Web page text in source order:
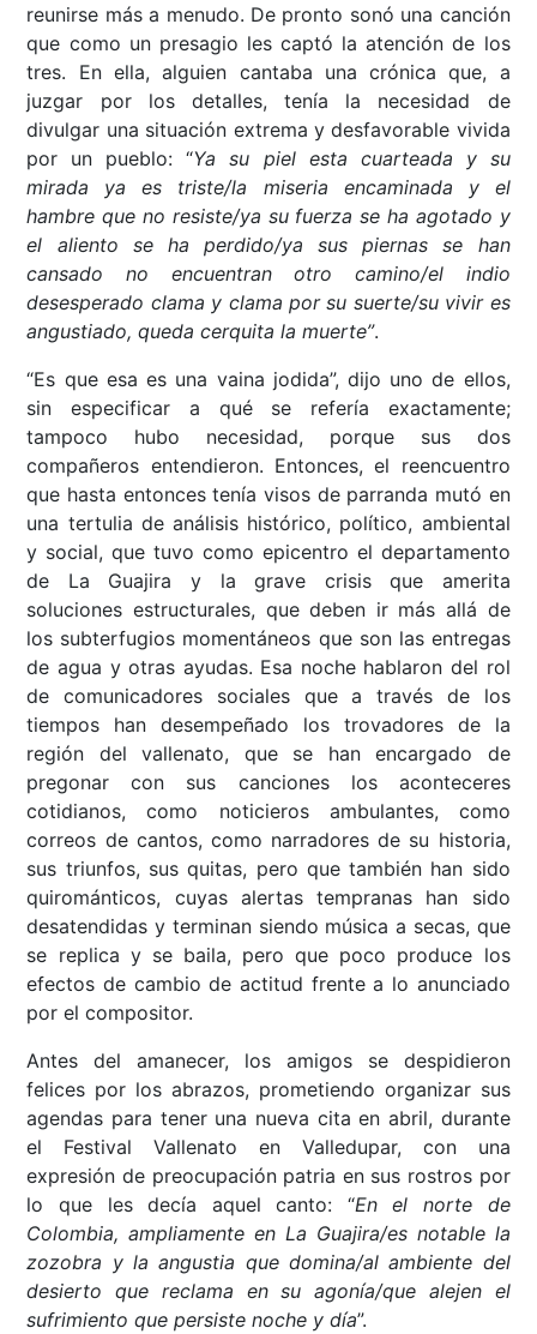
reunirse más a menudo. De pronto sonó una canción
que como un presagio les captó la atención de los
tres. En ella, alguien cantaba una crónica que, a
juzgar por los detalles, tenía la necesidad de
divulgar una situación extrema y desfavorable vivida
por un pueblo: “Ya su piel esta cuarteada y su
mirada ya es triste/la miseria encaminada y el
hambre que no resiste/ya su fuerza se ha agotado y
el aliento se ha perdido/ya sus piernas se han
cansado no encuentran otro camino/el indio
desesperado clama y clama por su suerte/su vivir es
angustiado, queda cerquita la muerte”.
“Es que esa es una vaina jodida”, dijo uno de ellos,
sin especificar a qué se refería exactamente;
tampoco hubo necesidad, porque sus dos
compañeros entendieron. Entonces, el reencuentro
que hasta entonces tenía visos de parranda mutó en
una tertulia de análisis histórico, político, ambiental
y social, que tuvo como epicentro el departamento
de La Guajira y la grave crisis que amerita
soluciones estructurales, que deben ir más allá de
los subterfugios momentáneos que son las entregas
de agua y otras ayudas. Esa noche hablaron del rol
de comunicadores sociales que a través de los
tiempos han desempeñado los trovadores de la
región del vallenato, que se han encargado de
pregonar con sus canciones los aconteceres
cotidianos, como noticieros ambulantes, como
correos de cantos, como narradores de su historia,
sus triunfos, sus quitas, pero que también han sido
quirománticos, cuyas alertas tempranas han sido
desatendidas y terminan siendo música a secas, que
se replica y se baila, pero que poco produce los
efectos de cambio de actitud frente a lo anunciado
por el compositor.
Antes del amanecer, los amigos se despidieron
felices por los abrazos, prometiendo organizar sus
agendas para tener una nueva cita en abril, durante
el Festival Vallenato en Valledupar, con una
expresión de preocupación patria en sus rostros por
lo que les decía aquel canto: “En el norte de
Colombia, ampliamente en La Guajira/es notable la
zozobra y la angustia que domina/al ambiente del
desierto que reclama en su agonía/que alejen el
sufrimiento que persiste noche y día”.